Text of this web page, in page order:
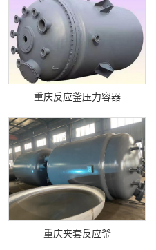
重庆反应釜压力容器
重庆夹套反应釜